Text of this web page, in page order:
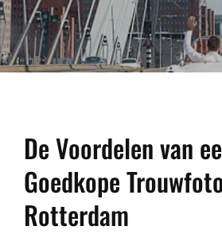
De Voordelen van
Goedkope
Rotterdam